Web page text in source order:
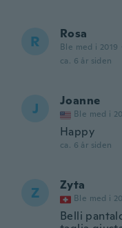
R Rosa
Ble med i 2019
ca. 6 år siden
J Joanne
Ble med i
Happy
ca. 6 år siden
Z Zyta
Ble med i
Belli